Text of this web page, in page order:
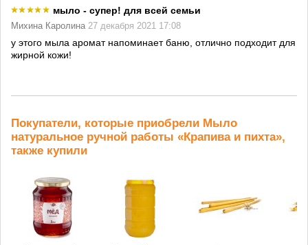
мыло - супер! для всей семьи
Михина Каролина 27 декабря 2021 17:08
у этого мыла аромат напоминает баню, отлично подходит для
жирной кожи!
Покупатели, которые приобрели Мыло
натуральное ручной работы «Крапива и пихта»,
также купили